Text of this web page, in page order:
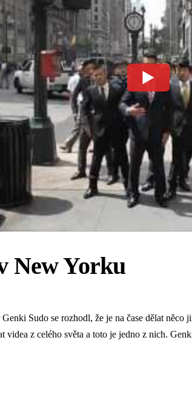
New Yorku
Sudo se rozhodl, že je na čase dělat něco
videa z celého světa a toto je jedno z nich.